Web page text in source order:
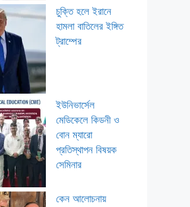
চুক্তি হলে ইরানে
হামলা বাতিলের ইঙ্গিত
ট্রাম্পের
ইউনিভার্সেল
মেডিকেলে কিডনী ও
বোন ম্যারো
প্রতিস্থাপন বিষয়ক
সেমিনার
কেন আলোচনায়